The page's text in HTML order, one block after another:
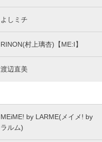
よしミチ
RINON(村上璃杏)【ME:I】
渡辺直美
MEiME! by LARME(メイメ! by
ラルム)